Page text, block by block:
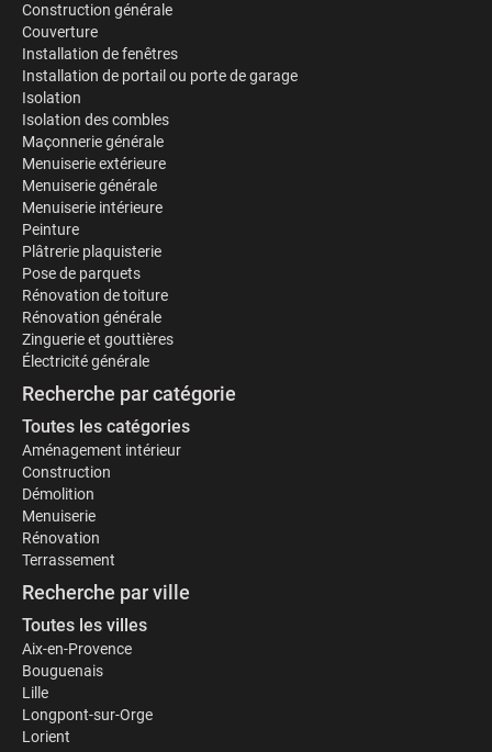
Construction générale
Couverture
Installation de fenêtres
Installation de portail ou porte de garage
Isolation
Isolation des combles
Maçonnerie générale
Menuiserie extérieure
Menuiserie générale
Menuiserie intérieure
Peinture
Plâtrerie plaquisterie
Pose de parquets
Rénovation de toiture
Rénovation générale
Zinguerie et gouttières
Électricité générale
Recherche par catégorie
Toutes les catégories
Aménagement intérieur
Construction
Démolition
Menuiserie
Rénovation
Terrassement
Recherche par ville
Toutes les villes
Aix-en-Provence
Bouguenais
Lille
Longpont-sur-Orge
Lorient